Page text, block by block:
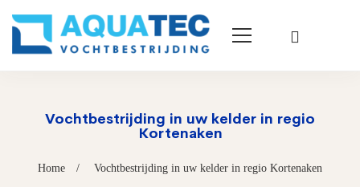
Vochtbestrijding in uw kelder in regio
Kortenaken
Home Vochtbestrijding in uw kelder in regio Kortenaken